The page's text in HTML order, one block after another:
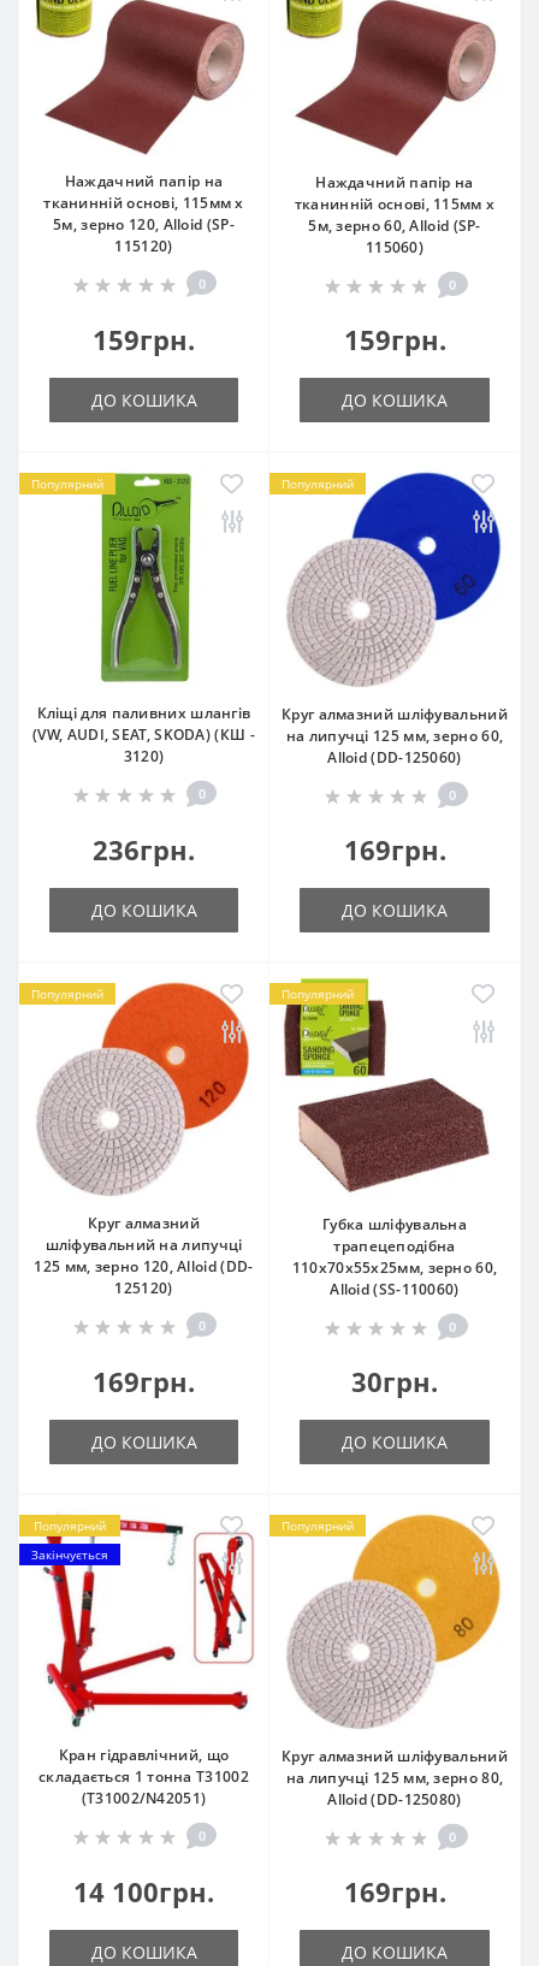
Наждачний папір на
тканинній основі, 115мм х
5м, зерно 120, Alloid (SP-
115120)
0
159грн.
ДО КОШИКА
Наждачний папір на
тканинній основі, 115мм х
5м, зерно 60, Alloid (SP-
115060)
0
159грн.
ДО КОШИКА
Популярний
Кліщі для паливних шлангiв
(VW, AUDI, SEAT, SKODA) (КШ -
3120)
0
236грн.
ДО КОШИКА
Популярний
Круг алмазний шліфувальний
на липучці 125 мм, зерно 60,
Alloid (DD-125060)
0
169грн.
ДО КОШИКА
Популярний
Круг алмазний
шліфувальний на липучці
125 мм, зерно 120, Alloid (DD-
125120)
0
169грн.
ДО КОШИКА
Популярний
Губка шліфувальна
трапецеподібна
110х70х55х25мм, зерно 60,
Alloid (SS-110060)
0
30грн.
ДО КОШИКА
Популярний
Закінчується
Кран гiдравлiчний, що
складається 1 тонна T31002
(T31002/N42051)
0
14 100грн.
ДО КОШИКА
Популярний
Круг алмазний шліфувальний
на липучці 125 мм, зерно 80,
Alloid (DD-125080)
0
169грн.
ДО КОШИКА